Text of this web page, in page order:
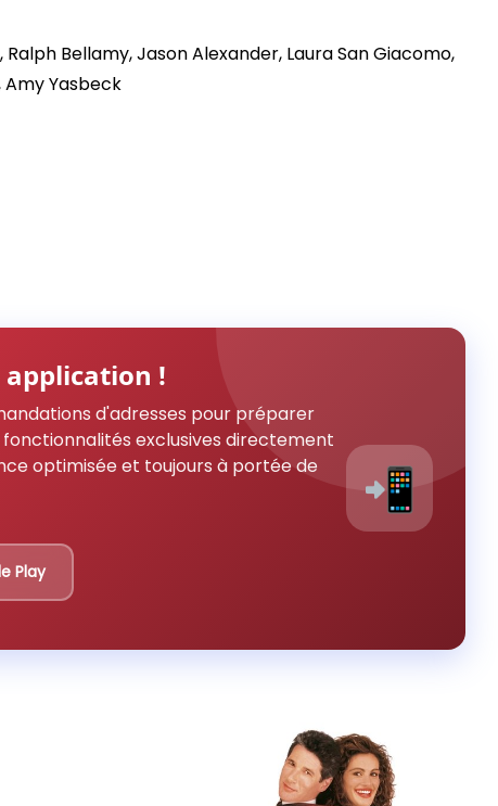
Bellamy, Jason Alexander, Laura San Giacomo,
Amy Yasbeck
application !
d'adresses pour préparer
exclusives directement
optimisée et toujours à portée de
Play
📲